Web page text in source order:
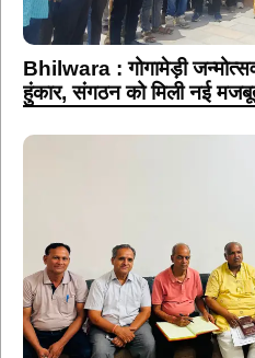
Bhilwara : गोगामेड़ी
हुंकार, संगठन को मिली नई